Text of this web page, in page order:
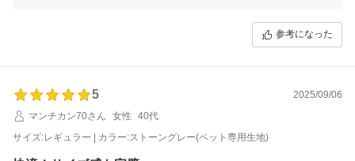
参考になった
5
2025/09/06
マンチカン70さん
女性
40代
サイズ:レギュラー | カラー:ストーングレー(ペット専用生地)